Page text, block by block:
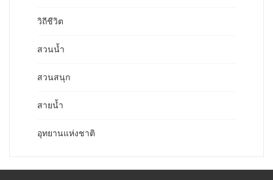
วิถีชีวิต
สวนน้ำ
สวนสนุก
สายน้ำ
อุทยานแห่งชาติ